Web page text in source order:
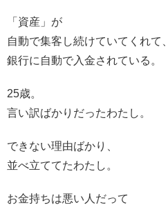
「資産」が
自動で集客し続けていてくれて、
銀行に自動で入金されている。
25歳。
言い訳ばかりだったわたし。
できない理由ばかり、
並べ立ててたわたし。
お金持ちは悪い人だって